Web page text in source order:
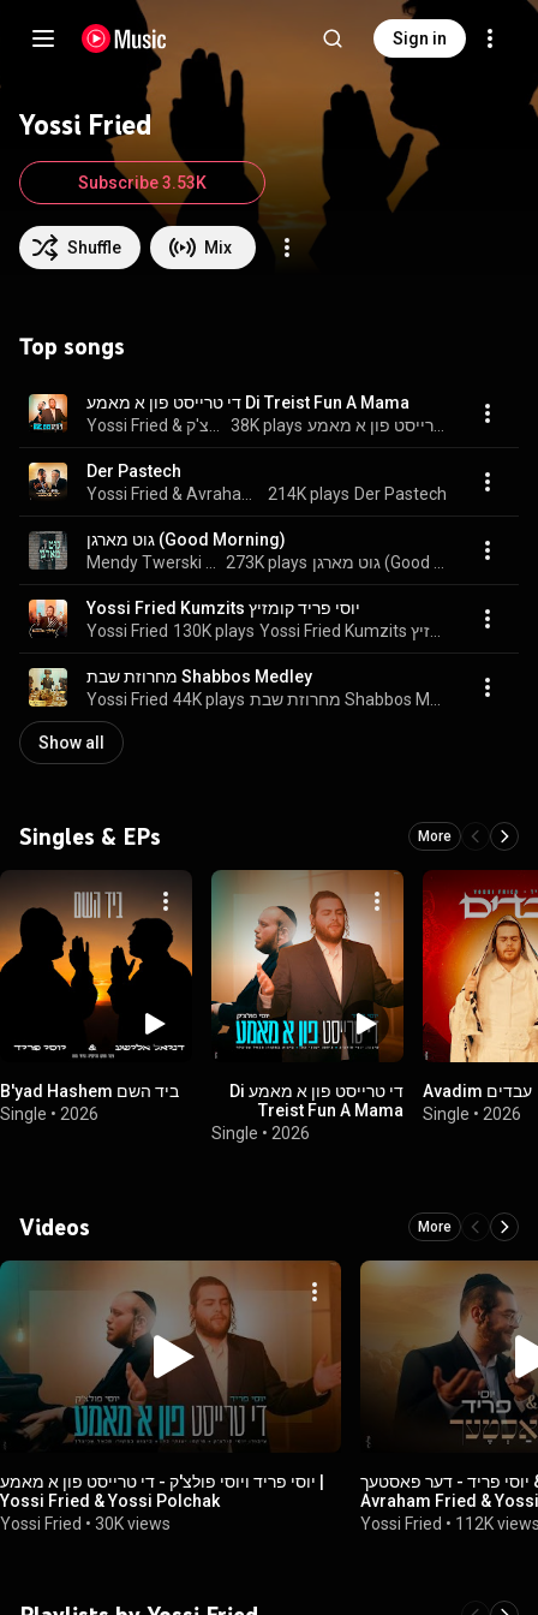
Sign in
Yossi Fried
Shuffle Mix
Subscribe 3.53K
Top songs
די טרייסט פון א מאמע Di Treist Fun A Mama
38K plays
Der Pastech
214K plays Der Pastech
גוט מארגן (Good Morning)
273K plays
Yossi Fried Kumzits יוסי פריד קומזיץ
Yossi Fried 130K plays
מחרוזת שבת Shabbos Medley
Yossi Fried 44K plays
Show all
Singles & EPs More
ביד השם B'yad Hashem
Single • 2026
די טרייסט פון א מאמע Di
Treist Fun A Mama
Single • 2026
עבדים Avadim
Single • 2026
Videos More
יוסי פריד ויוסי פולצ'ק - די טרייסט פון א מאמע |
Yossi Fried & Yossi Polchak
Yossi Fried • 30K views
פריד - דער פאסטעך |
Avraham Fried &
Yossi Fried • 112K